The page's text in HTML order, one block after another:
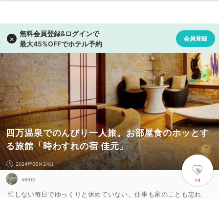
四万温泉でのんびり一人旅。お部屋食のホッとす
る旅館「時わすれの宿 佳元」
14
2024年06月24日
vemo
忙しない毎日でゆっくりと休めていない、仕事も家のことも忘れ